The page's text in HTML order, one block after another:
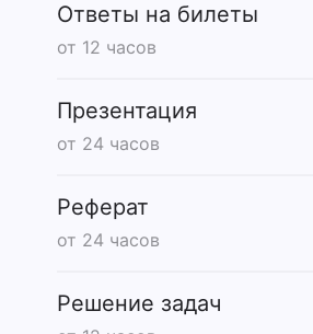
Ответы на билеты
от 12 часов
Презентация
от 24 часов
Реферат
от 24 часов
Решение задач